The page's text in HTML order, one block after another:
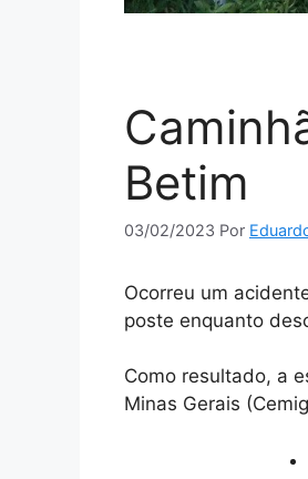
Betim
03/02/2023 Por
Ocorreu um
poste enquanto
Como resultado, a
Minas Gerais